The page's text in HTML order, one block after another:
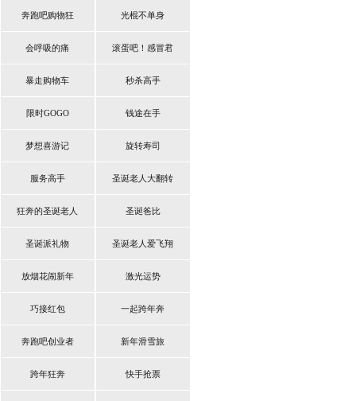
奔跑吧购物狂 光棍不单身
会呼吸的痛 滚蛋吧！感冒君
暴走购物车 秒杀高手
限时GOGO 钱途在手
梦想喜游记 旋转寿司
服务高手 圣诞老人大翻转
狂奔的圣诞老人 圣诞爸比
圣诞派礼物 圣诞老人爱飞翔
放烟花闹新年 激光运势
巧接红包 一起跨年奔
奔跑吧创业者 新年滑雪旅
跨年狂奔 快手抢票